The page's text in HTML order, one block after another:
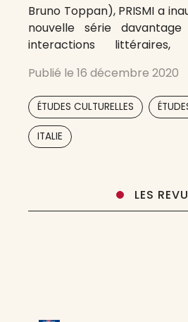
Bruno Toppan), PRISMI a
nouvelle série
interactions littéraires,
assure son originalité
l’italianisme français.
langues (français, italien,
Publié le 16 décembre 2020
ÉTUDES CULTURELLES
ITALIE
LES